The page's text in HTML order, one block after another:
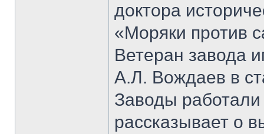
доктора
«Моряки против
Ветеран завода
А.Л. Вождаев в
Заводы
рассказывает о